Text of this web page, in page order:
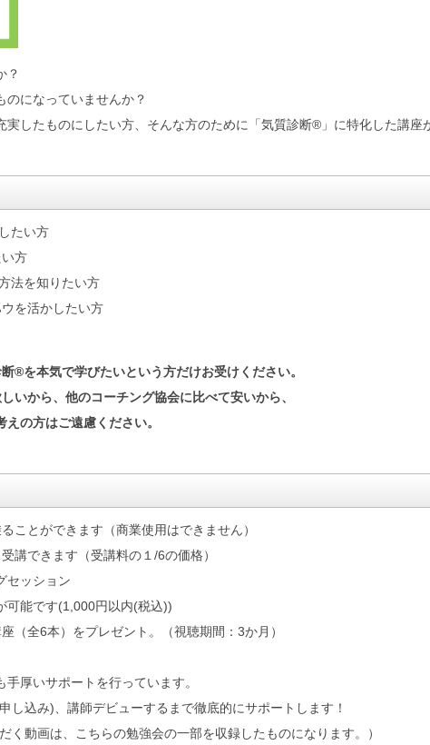
？
のになっていませんか？
実したものにしたい方、そんな方のために「気質診断®」に特化した講座
たい方
方
法を知りたい方
を活かしたい方
®を本気で学びたいという方だけお受けください。
いから、他のコーチング協会に比べて安いから、
の方はご遠慮ください。
ことができます（商業使用はできません）
講できます（受講料の１/6の価格）
セッション
能です(1,000円以内(税込))
（全6本）をプレゼント。（視聴期間：3か月）
厚いサポートを行っています。
し込み)、講師デビューするまで徹底的にサポートします！
く動画は、こちらの勉強会の一部を収録したものになります。）